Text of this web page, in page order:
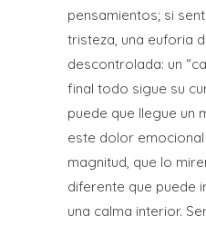
pensamientos; si
tristeza, una euforia
descontrolada: un
final todo sigue su
puede que llegue un
este dolor
magnitud, que lo
diferente que puede
una calma interior.